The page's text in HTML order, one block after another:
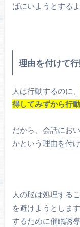
ばにいようとする
理由を付けて
人は行動するのに、
得してみずから行
だから、会話にお
かという理由を付
人の脳は処理する
を避けようとしま
するために催眠誘